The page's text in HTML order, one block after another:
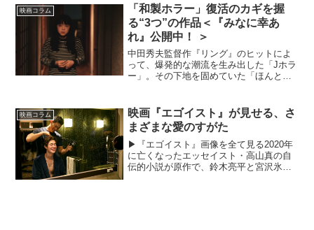
映画コラム
「和製ホラー」復活のカギを握
る“3つ”の作品＜『みなに幸あ
れ』公開中！ ＞
中田秀夫監督作『リング』のヒットによ
って、爆発的な潮流を生み出した「Jホラ
ー」。その下地を固めていた「ほんとに
り、その恐怖が国内にとどまらず海外ま
で届いたのは1990年...
映画コラム
映画『エゴイスト』が見せる、さ
まざまな愛のすがた
▶︎『エゴイスト』画像を全て見る2020年
に亡くなったエッセイスト・高山真の自
伝的小説が原作で、鈴木亮平と宮沢氷魚